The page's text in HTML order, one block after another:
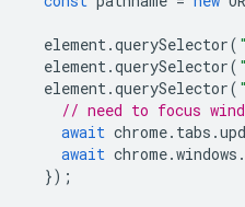
element.querySelector(
element.querySelector(
element.querySelector(
// need to focus
await chrome. tabs .
await chrome.windows .
});